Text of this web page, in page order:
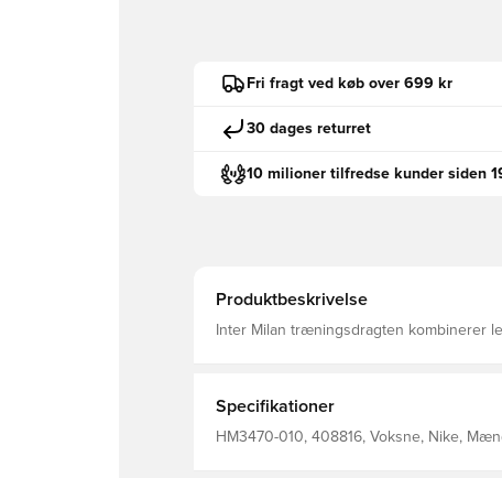
Fri fragt ved køb over 699 kr
30 dages returret
10 milioner tilfredse kunder siden
Produktbeskrivelse
Inter Milan træningsdragten kombinerer
justerbar pasform
Specifikationer
HM3470-010, 408816, Voksne, Nike,